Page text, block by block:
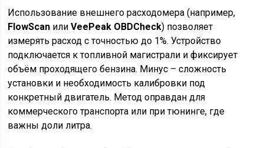
Использование внешнего расходомера (например,
FlowScan илиVeePeak OBDCheck) позволяет
измерять расход с точностью до 1%. Устройство
подключается к топливной магистрали и фиксирует
объём проходящего бензина. Минус – сложность
установки и необходимость калибровки под
конкретный двигатель. Метод оправдан для
коммерческого транспорта или при тюнинге, где
важны доли литра.